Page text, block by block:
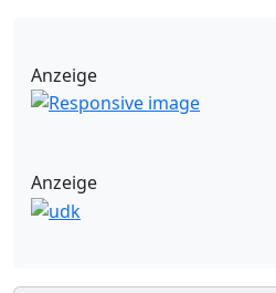
Anzeige
Anzeige